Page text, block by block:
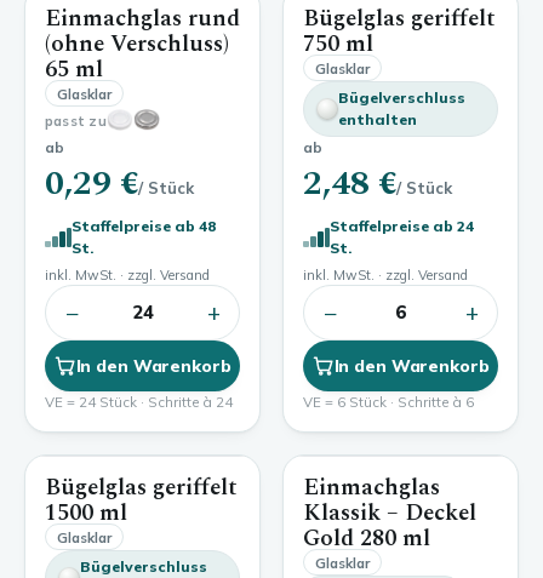
65 ml
Einmachglas rund
(ohne Verschluss)
65 ml
Glasklar
passt zu
ab
0,29 €/ Stück
Staffelpreise ab 48
St.
inkl. MwSt. · zzgl. Versand
− 24 +
In den Warenkorb
VE = 24 Stück · Schritte à 24
750 ml
Bügelglas geriffelt
750 ml
Glasklar
Bügelverschluss
enthalten
ab
2,48 €/ Stück
Staffelpreise ab 24
St.
inkl. MwSt. · zzgl. Versand
− 6 +
In den Warenkorb
VE = 6 Stück · Schritte à 6
1500 ml
Bügelglas geriffelt
1500 ml
Glasklar
Bügelverschluss
280 ml
Einmachglas
Klassik – Deckel
Gold 280 ml
Glasklar